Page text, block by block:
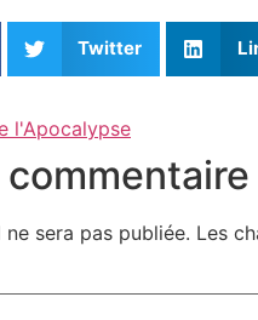
Twitter
l'Apocalypse
sera pas publiée. Les